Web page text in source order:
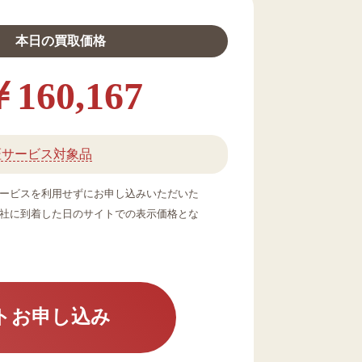
本日の買取価格
160,167
ービス対象品
ビスを利用せずにお申し込みいただいた
に到着した日のサイトでの表示価格とな
お申し込み